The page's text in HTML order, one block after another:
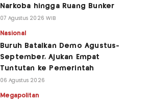
Narkoba hingga Ruang Bunker
07 Agustus 2026 WIB
Nasional
Buruh Batalkan Demo Agustus-
September, Ajukan Empat
Tuntutan ke Pemerintah
06 Agustus 2026
Megapolitan